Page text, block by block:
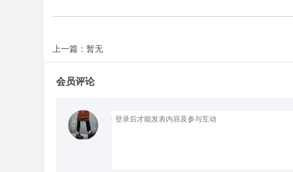
上一篇：暂无
会员评论